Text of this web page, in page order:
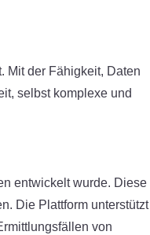
Mit der Fähigkeit, Daten
selbst komplexe und
entwickelt wurde. Diese
Die Plattform unterstützt
von